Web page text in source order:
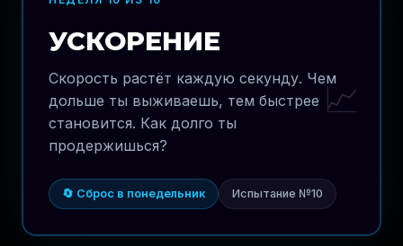
УСКОРЕНИЕ
Скорость растёт каждую секунду. Чем
дольше ты выживаешь, тем быстрее
становится. Как долго ты
продержишься?
🔄 Сброс в понедельник Испытание №10
📈